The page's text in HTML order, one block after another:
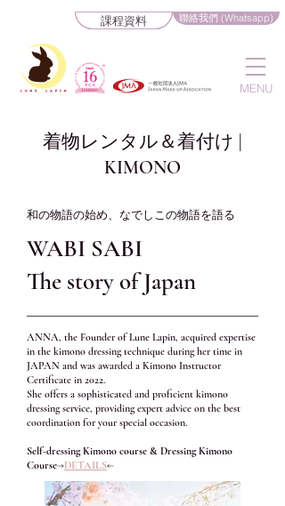
課程資料 聯絡我們 (Whatsapp)
MENU
着物レンタル＆着付け |
KIMONO
和の物語の始め、なでしこの物語を語る
WABI SABI
The story of Japan
ANNA, the Founder of Lune Lapin, acquired expertise
in the kimono dressing technique during her time in
JAPAN and was awarded a Kimono Instructor
Certificate in 2022.
She offers a sophisticated and proficient kimono
dressing service, providing expert advice on the best
coordination for your special occasion.
Self-dressing Kimono course & Dressing Kimono
Course→DETAILS←